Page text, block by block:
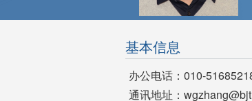
基本信息
办公电话：010-
通讯地址：